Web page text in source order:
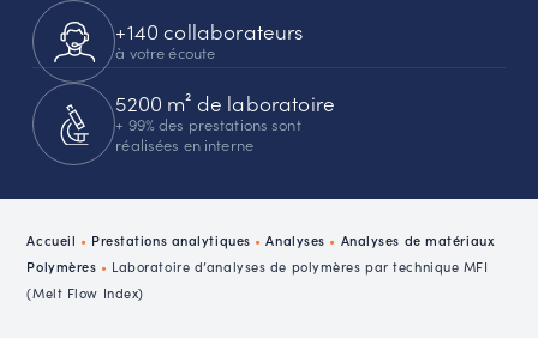
+140 collaborateurs
à votre écoute
5200 m² de laboratoire
+ 99% des prestations sont
réalisées en interne
Accueil • Prestations analytiques •Analyses • Analyses de matériaux
Polymères • Laboratoire d’analyses de polymères par technique MFI
(Melt Flow Index)